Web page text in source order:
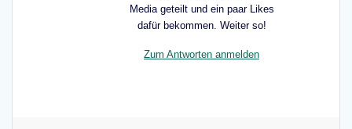
Media geteilt und ein paar Likes
dafür bekommen. Weiter so!
Zum Antworten anmelden